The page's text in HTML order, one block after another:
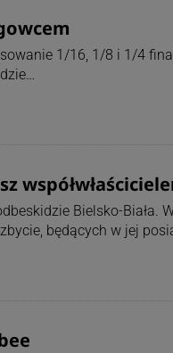
1/16, 1/8 i 1/4
Bielsko-Biała.
będących w jej